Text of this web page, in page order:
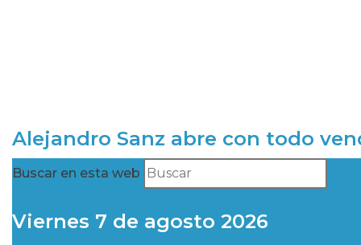
Alejandro Sanz abre con todo
Buscar en esta web
Viernes 7 de agosto 2026